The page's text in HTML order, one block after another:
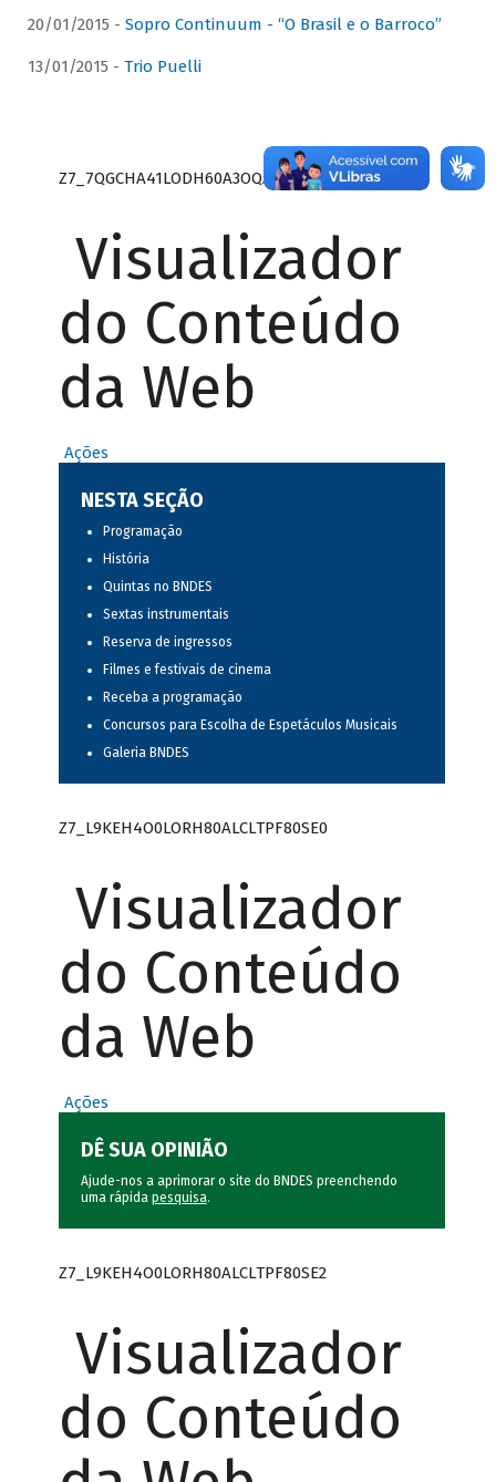
20/01/2015 - Sopro Continuum - “O Brasil e o Barroco”
13/01/2015 - Trio Puelli
Z7_7QGCHA41LODH60A3OQA8RN1415
Visualizador
do Conteúdo
da Web
Ações
NESTA SEÇÃO
Programação
História
Quintas no BNDES
Sextas instrumentais
Reserva de ingressos
Filmes e festivais de cinema
Receba a programação
Concursos para Escolha de Espetáculos Musicais
Galeria BNDES
Z7_L9KEH4O0LORH80ALCLTPF80SE0
Visualizador
do Conteúdo
da Web
Ações
DÊ SUA OPINIÃO
Ajude-nos a aprimorar o site do BNDES preenchendo
uma rápida pesquisa.
Z7_L9KEH4O0LORH80ALCLTPF80SE2
Visualizador
do Conteúdo